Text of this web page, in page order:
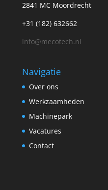
2841 MC Moordrecht
+31 (182) 632662
info@mecotech.nl
Navigatie
Over ons
Werkzaamheden
Machinepark
Vacatures
Contact